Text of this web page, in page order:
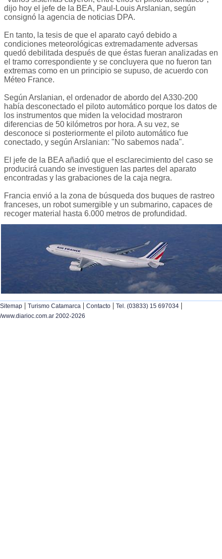
dijo hoy el jefe de la BEA, Paul-Louis Arslanian, según
consignó la agencia de noticias DPA.
En tanto, la tesis de que el aparato cayó debido a
condiciones meteorológicas extremadamente adversas
quedó debilitada después de que éstas fueran analizadas en
el tramo correspondiente y se concluyera que no fueron tan
extremas como en un principio se supuso, de acuerdo con
Méteo France.
Según Arslanian, el ordenador de abordo del A330-200
había desconectado el piloto automático porque los datos de
los instrumentos que miden la velocidad mostraron
diferencias de 50 kilómetros por hora. A su vez, se
desconoce si posteriormente el piloto automático fue
conectado, y según Arslanian: "No sabemos nada".
El jefe de la BEA añadió que el esclarecimiento del caso se
producirá cuando se investiguen las partes del aparato
encontradas y las grabaciones de la caja negra.
Francia envió a la zona de búsqueda dos buques de rastreo
franceses, un robot sumergible y un submarino, capaces de
recoger material hasta 6.000 metros de profundidad.
Sitemap | Turismo Catamarca | Contacto | Tel. (03833) 15 697034 |
/www.diarioc.com.ar 2002-2026